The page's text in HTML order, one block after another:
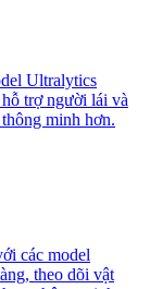
Ultralytics
trợ người lái và
minh hơn.
các model
theo dõi vật